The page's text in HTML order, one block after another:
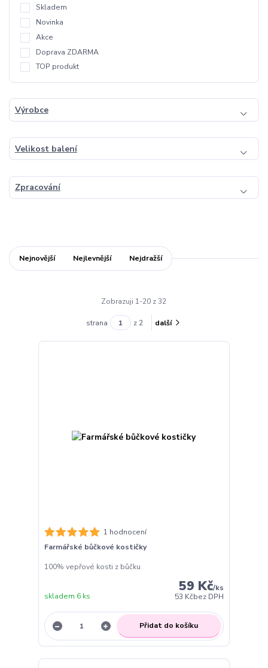
Skladem
Novinka
Akce
Doprava ZDARMA
TOP produkt
Výrobce
Velikost balení
Zpracování
Nejnovější Nejlevnější Nejdražší
Zobrazuji 1-20 z 32
strana z 2 další
1 hodnocení
Farmářské bůčkové kostičky
100% vepřové kosti z bůčku
59 Kč/ks
53 Kčbez DPH
skladem 6 ks
Přidat do košíku